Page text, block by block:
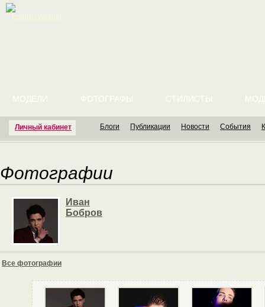
Личный кабинет
МОДЕЛИ ФОТОГРАФЫ СТИЛИСТЫ
Блоги Публикации Новости События
Фотографии
Иван
Бобров
Все фотографии